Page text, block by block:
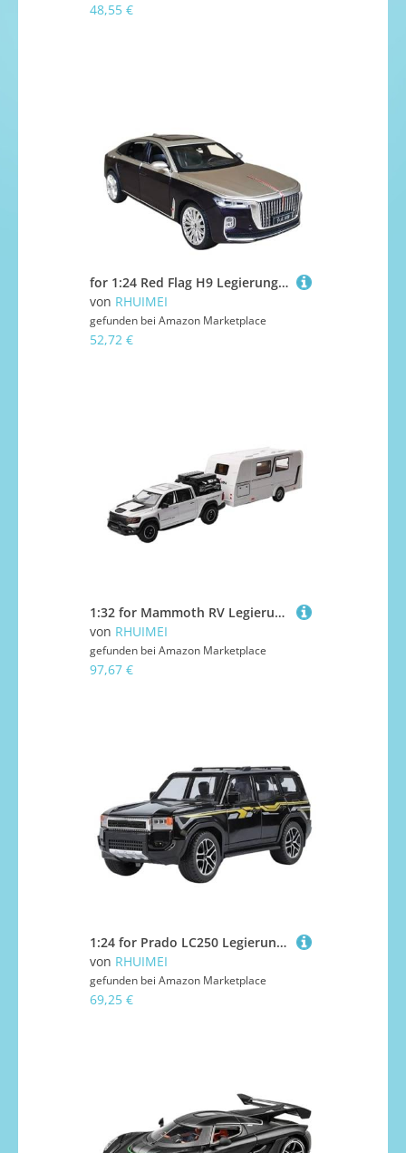
48,55 €
for 1:24 Red Flag H9 Legierung Automodell Mit Lenkung Stoßdämpfung Funktion Simulation Inländischen Auto Dekorationen Jungen Kinder Spielzeug Auto Exquisite(Purple)
von RHUIMEI
gefunden bei Amazon Marketplace
52,72 €
1:32 for Mammoth RV Legierung Druckguss Modell Sammlung Ornamente(White)
von RHUIMEI
gefunden bei Amazon Marketplace
97,67 €
1:24 for Prado LC250 Legierung SUV Auto Modell(Black)
von RHUIMEI
gefunden bei Amazon Marketplace
69,25 €